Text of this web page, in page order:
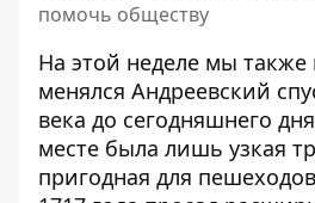
помочь обществу
На этой неделе мы также
менялся Андреевский
века до сегодняшнего
месте была лишь узкая
пригодная для